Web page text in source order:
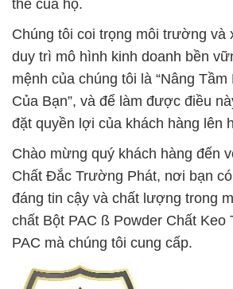
thể của họ.
Chúng tôi coi trọng môi trường và
duy trì mô hình kinh doanh bền
mệnh của chúng tôi là “Nâng
Của Bạn”, và để làm được điều
đặt quyền lợi của khách hàng lên
Chào mừng quý khách hàng đến
Chất Đắc Trường Phát, nơi bạn
đáng tin cậy và chất lượng trong
chất Bột PAC ß Powder Chất Keo
PAC mà chúng tôi cung cấp.